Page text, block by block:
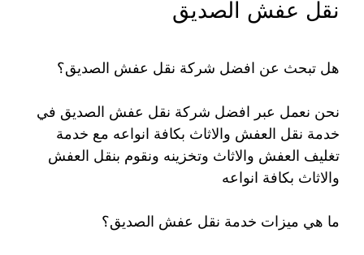
نقل عفش الصديق
هل تبحث عن افضل شركة نقل عفش الصديق؟
نحن نعمل عبر افضل شركة نقل عفش الصديق في
خدمة نقل العفش والاثاث بكافة انواعه مع خدمة
تغليف العفش والاثاث وتخزينه ونقوم بنقل العفش
والاثاث بكافة انواعه
ما هي ميزات خدمة نقل عفش الصديق؟